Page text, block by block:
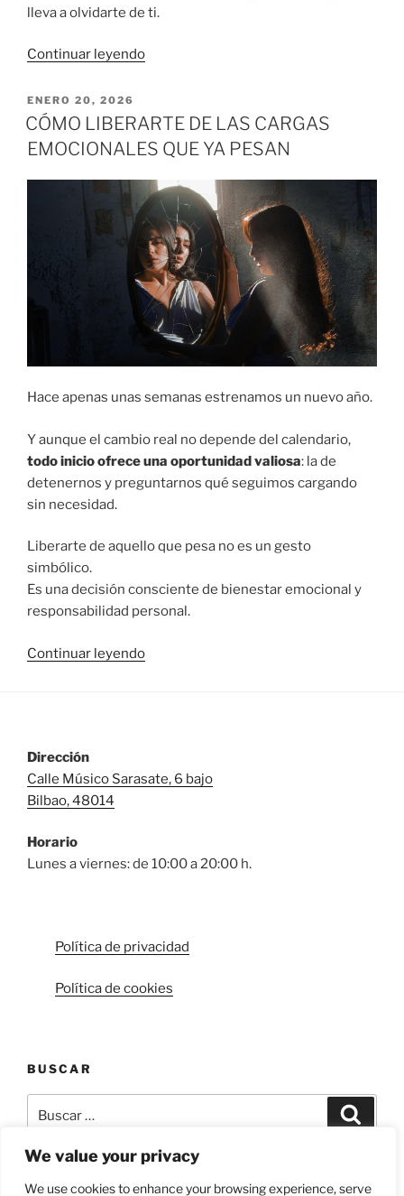
We value your privacy
We use cookies to enhance your browsing experience, serve
lleva a olvidarte de ti.
Continuar leyendo«CONSTELACIONES
Y
SOLTAR»
PUBLICADO
EL
ENERO 20, 2026
CÓMO LIBERARTE DE LAS CARGAS
EMOCIONALES QUE YA PESAN
Hace apenas unas semanas estrenamos un nuevo año.
Y aunque el cambio real no depende del calendario,
todo inicio ofrece una oportunidad valiosa: la de
detenernos y preguntarnos qué seguimos cargando
sin necesidad.
Liberarte de aquello que pesa no es un gesto
simbólico.
Es una decisión consciente de bienestar emocional y
responsabilidad personal.
Continuar leyendo«CÓMO
QUE
Dirección
Calle Músico Sarasate, 6 bajo
Bilbao, 48014
Horario
Lunes a viernes: de 10:00 a 20:00 h.
Política de privacidad
Política de cookies
BUSCAR
por: